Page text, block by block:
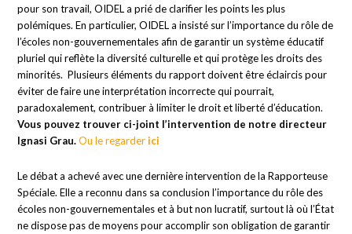
pour son travail, OIDEL a prié de clarifier les points les plus
polémiques. En particulier, OIDEL a insisté sur l’importance du rôle de
l’écoles non-gouvernementales afin de garantir un système éducatif
pluriel qui reflète la diversité culturelle et qui protège les droits des
minorités. Plusieurs éléments du rapport doivent être éclaircis pour
éviter de faire une interprétation incorrecte qui pourrait,
paradoxalement, contribuer à limiter le droit et liberté d’éducation.
Vous pouvez trouver ci-joint l’intervention de notre directeur
Ignasi Grau.Ou le regarderici
Le débat a achevé avec une dernière intervention de la Rapporteuse
Spéciale. Elle a reconnu dans sa conclusion l’importance du rôle des
écoles non-gouvernementales et à but non lucratif, surtout là où l’État
ne dispose pas de moyens pour accomplir son obligation de garantir